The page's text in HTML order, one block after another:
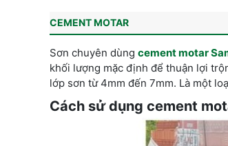
CEMENT MOTAR
Sơn chuyên dùng cement motar
khối lượng mặc định để thuận lợi
lớp sơn từ 4mm đến 7mm. Là một
Cách sử dụng cement